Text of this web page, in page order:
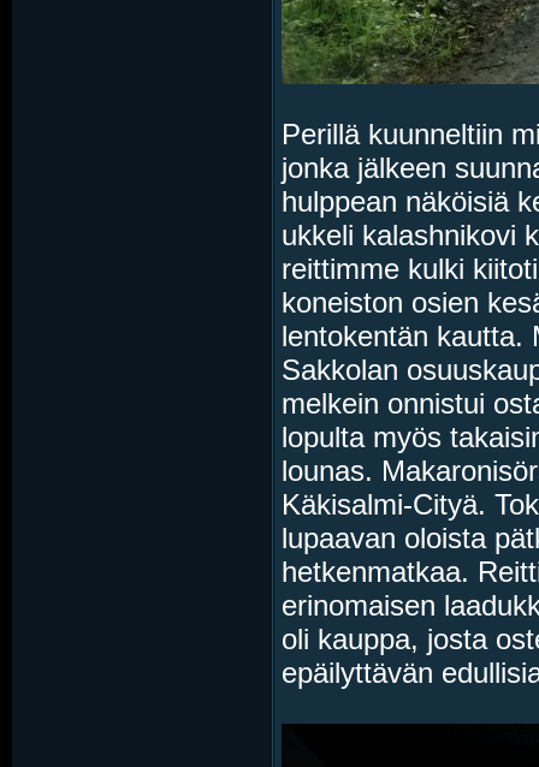
Perillä kuunneltiin
jonka jälkeen
hulppean näköisiä
ukkeli kalashnikovi
reittimme kulki
koneiston osien
lentokentän kautta.
Sakkolan
melkein onnistui
lopulta myös
lounas.
Käkisalmi-Cityä.
lupaavan oloista
hetkenmatkaa.
erinomaisen
oli kauppa, josta
epäilyttävän